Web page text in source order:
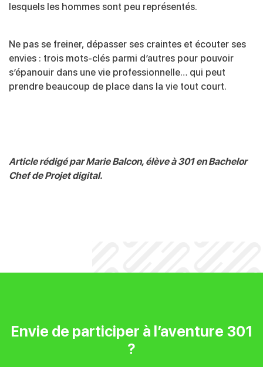
lesquels les hommes sont peu représentés.
Ne pas se freiner, dépasser ses craintes et écouter ses
envies : trois mots-clés parmi d’autres pour pouvoir
s’épanouir dans une vie professionnelle… qui peut
prendre beaucoup de place dans la vie tout court.
Article rédigé par Marie Balcon, élève à 301 en Bachelor
Chef de Projet digital.
Envie de participer à l’aventure 301
?